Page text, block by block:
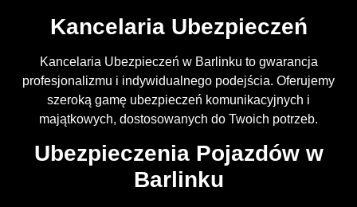
Kancelaria Ubezpieczeń
Kancelaria Ubezpieczeń w Barlinku to gwarancja
profesjonalizmu i indywidualnego podejścia. Oferujemy
szeroką gamę ubezpieczeń komunikacyjnych i
majątkowych, dostosowanych do Twoich potrzeb.
Ubezpieczenia Pojazdów w
Barlinku